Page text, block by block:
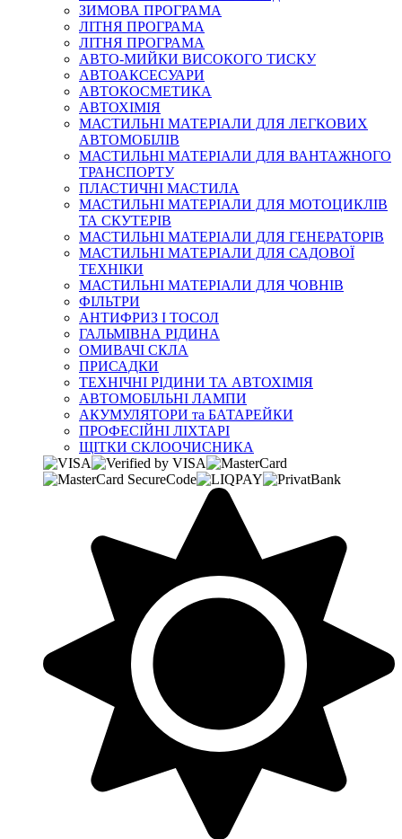
ЗИМОВА ПРОГРАМА
ЛІТНЯ ПРОГРАМА
ЛІТНЯ ПРОГРАМА
АВТО-МИЙКИ ВИСОКОГО ТИСКУ
АВТОАКСЕСУАРИ
АВТОКОСМЕТИКА
АВТОХІМІЯ
МАСТИЛЬНІ МАТЕРІАЛИ ДЛЯ ЛЕГКОВИХ
АВТОМОБІЛІВ
МАСТИЛЬНІ МАТЕРІАЛИ ДЛЯ ВАНТАЖНОГО
ТРАНСПОРТУ
ПЛАСТИЧНІ МАСТИЛА
МАСТИЛЬНІ МАТЕРІАЛИ ДЛЯ МОТОЦИКЛІВ
ТА СКУТЕРІВ
МАСТИЛЬНІ МАТЕРІАЛИ ДЛЯ ГЕНЕРАТОРІВ
МАСТИЛЬНІ МАТЕРІАЛИ ДЛЯ САДОВОЇ
ТЕХНІКИ
МАСТИЛЬНІ МАТЕРІАЛИ ДЛЯ ЧОВНІВ
ФІЛЬТРИ
АНТИФРИЗ І ТОСОЛ
ГАЛЬМІВНА РІДИНА
ОМИВАЧІ СКЛА
ПРИСАДКИ
ТЕХНІЧНІ РІДИНИ ТА АВТОХІМІЯ
АВТОМОБІЛЬНІ ЛАМПИ
АКУМУЛЯТОРИ та БАТАРЕЙКИ
ПРОФЕСІЙНІ ЛІХТАРІ
ЩІТКИ СКЛООЧИСНИКА